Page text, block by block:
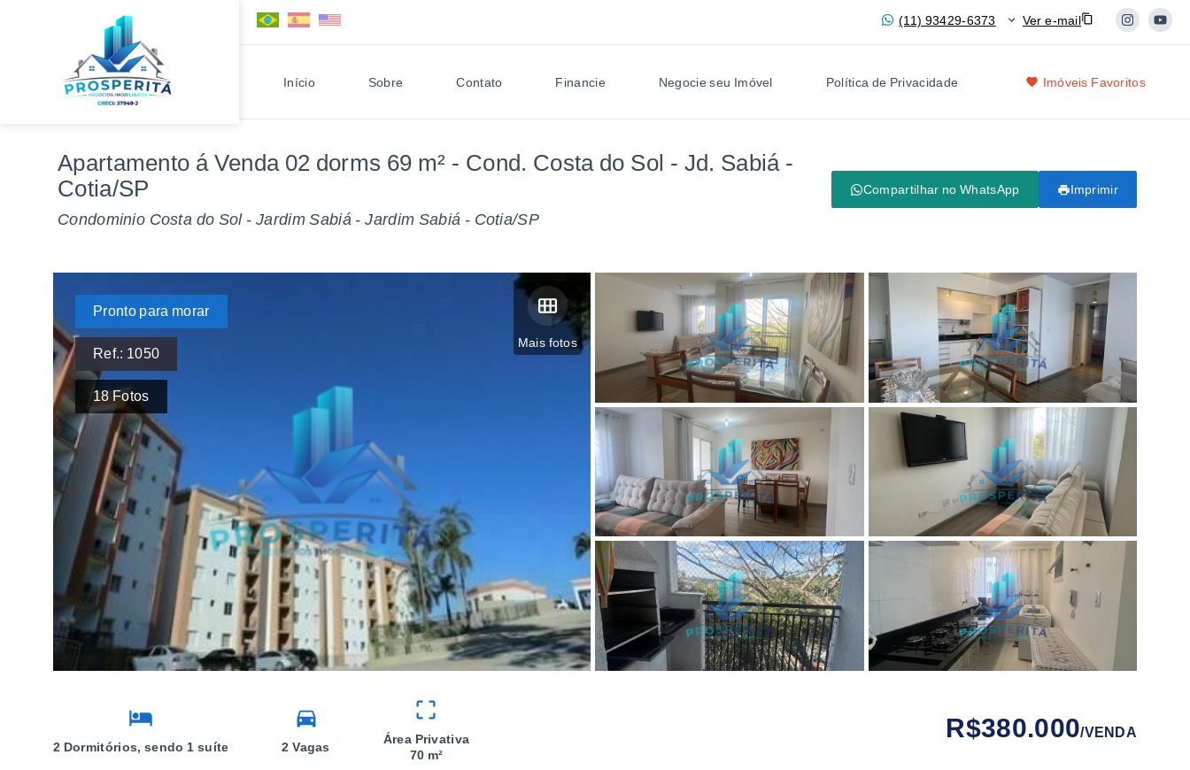
(11) 93429-6373 Ver e-mail
Início Sobre Contato Financie Negocie seu Imóvel Política de Privacidade Imóveis Favoritos
Apartamento á Venda 02 dorms 69 m² - Cond. Costa do Sol - Jd. Sabiá -
Cotia/SP
Condominio Costa do Sol - Jardim Sabiá -Jardim Sabiá - Cotia/SP
Compartilhar no WhatsApp Imprimir
Mais fotos
Pronto para morar
Ref.: 1050
18 Fotos
2 Dormitórios, sendo 1 suíte 2 Vagas
Área Privativa
70 m²
R$380.000/VENDA